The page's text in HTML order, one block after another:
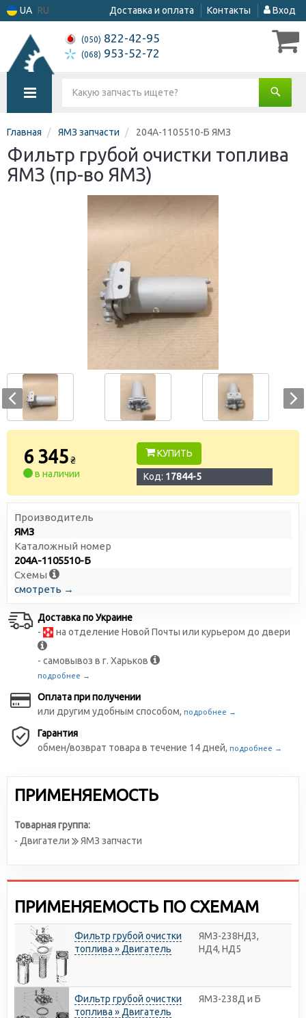
UA RU Доставка и оплата Контакты Вход
(050) 822-42-95
(068) 953-52-72
Главная ЯМЗ запчасти 204А-1105510-Б ЯМЗ
Фильтр грубой очистки топлива
ЯМЗ (пр-во ЯМЗ)
6 345₴
в наличии
КУПИТЬ
Код: 17844-5
Производитель
ЯМЗ
Каталожный номер
204А-1105510-Б
Схемы
смотреть →
Доставка по Украине
-
на отделение Новой Почты или курьером до двери
- самовывоз в г. Харьков
подробнее →
Оплата при получении
или другим удобным способом, подробнее →
Гарантия
обмен/возврат товара в течение 14 дней, подробнее →
ПРИМЕНЯЕМОСТЬ
Товарная группа:
- Двигатели
ЯМЗ запчасти
ПРИМЕНЯЕМОСТЬ ПО СХЕМАМ
Фильтр грубой очистки
топлива » Двигатель
ЯМЗ-238НД3,
НД4, НД5
Фильтр грубой очистки
топлива » Двигатель
ЯМЗ-238Д и Б